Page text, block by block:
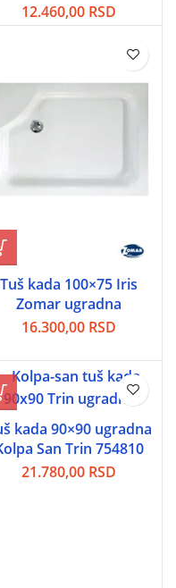
12.460,00 RSD
Tuš kada 100×75 Iris
Zomar ugradna
16.300,00 RSD
kada 90×90 ugradna
San Trin 754810
21.780,00 RSD